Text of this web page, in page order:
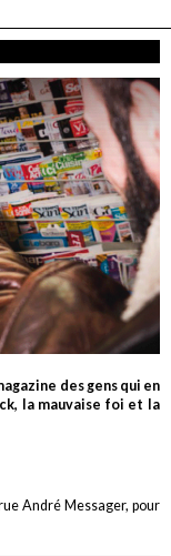
des gens qui en
la mauvaise foi et la
André Messager, pour